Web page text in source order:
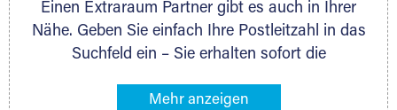
Einen Extraraum Partner gibt es auch in Ihrer
Nähe. Geben Sie einfach Ihre Postleitzahl in das
Suchfeld ein – Sie erhalten sofort die
Lagermöglichkeiten in Ihrer Nähe. An zahlreichen